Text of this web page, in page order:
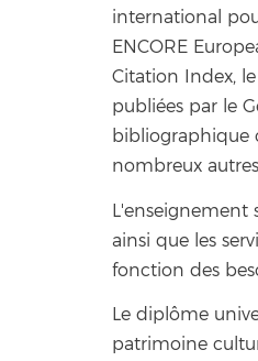
international
ENCORE
Citation Index,
publiées par le
bibliographique
nombreux
L'enseignement
ainsi que les
fonction des
Le diplôme
patrimoine